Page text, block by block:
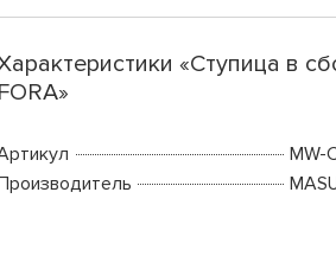
«Ступица в
FORA»
MW-